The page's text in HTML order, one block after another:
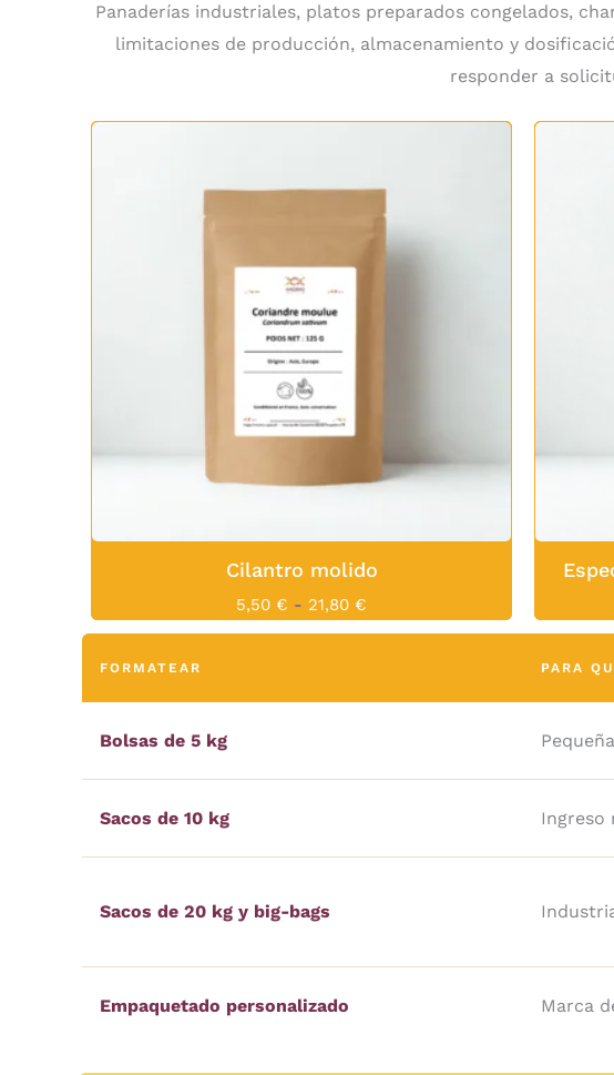
Panaderías industriales, platos preparados congelados,
limitaciones de producción, almacenamiento y
responder a
Cilantro molido
5,50 € - 21,80 €
Rango
desde
5,50 €
hasta
FORMATEAR PARA
Bolsas de 5 kg
Sacos de 10 kg Ingreso
Sacos de 20 kg y big-bags
Empaquetado personalizado Marca